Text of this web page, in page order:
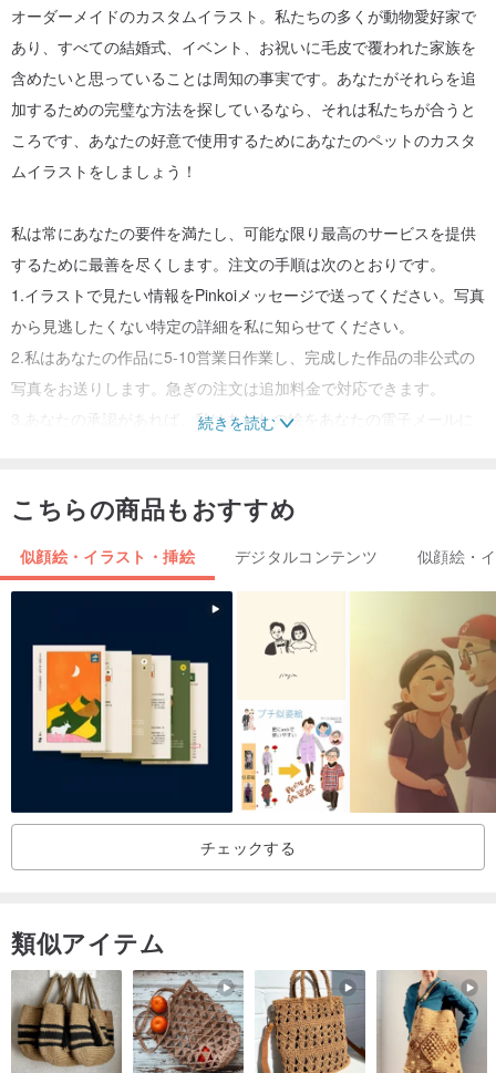
オーダーメイドのカスタムイラスト。私たちの多くが動物愛好家で
あり、すべての結婚式、イベント、お祝いに毛皮で覆われた家族を
含めたいと思っていることは周知の事実です。あなたがそれらを追
加するための完璧な方法を探しているなら、それは私たちが合うと
ころです、あなたの好意で使用するためにあなたのペットのカスタ
ムイラストをしましょう！
私は常にあなたの要件を満たし、可能な限り最高のサービスを提供
するために最善を尽くします。注文の手順は次のとおりです。
1.イラストで見たい情報をPinkoiメッセージで送ってください。写真
から見逃したくない特定の詳細を私に知らせてください。
2.私はあなたの作品に5-10営業日作業し、完成した作品の非公式の
写真をお送りします。急ぎの注文は追加料金で対応できます。
3.あなたの承認があれば、私はあなたの絵をあなたの電子メールに
追加情報：
たものではありません。
-私はあなたの絵の写真を私のソーシャルメディアとPinkoiページに
使用する権利を留保します。また、作成されたデジタル製品をさま
ざまなマイクロストックで販売することもできます。後で他の人が
イラストを利用できないようにしたい場合は、私に書いてくださ
い。価格について説明します。
-必要なすべての情報を受け取ってから、5〜10営業日の所要時間が
電子メール/ダウンロード、ベクターファイル（必要な場合）を介し
これらを使用して、最寄りの印刷店でローカルに印刷することがで
き、常にコピーがあります（物理的な製品ではありません）。
続きを読む
こちらの商品もおすすめ
似顔絵・イラスト・挿絵 デジタルコンテンツ 似顔絵・
チェックする
類似アイテム